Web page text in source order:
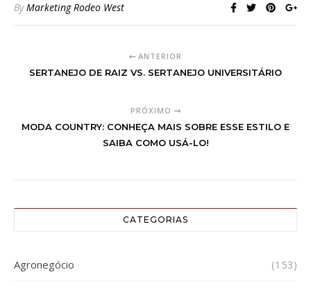
ByMarketing Rodeo West
ANTERIOR
SERTANEJO DE RAIZ VS. SERTANEJO UNIVERSITÁRIO
PRÓXIMO
MODA COUNTRY: CONHEÇA MAIS SOBRE ESSE ESTILO E
SAIBA COMO USÁ-LO!
CATEGORIAS
Agronegócio (153)